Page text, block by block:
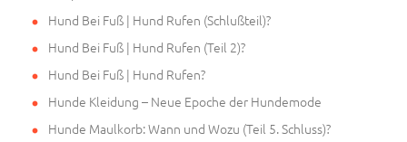
Hund Bei Fuß | Hund Rufen (Schlußteil)?
Hund Bei Fuß | Hund Rufen (Teil 2)?
Hund Bei Fuß | Hund Rufen?
Hunde Kleidung – Neue Epoche der Hundemode
Hunde Maulkorb: Wann und Wozu (Teil 5. Schluss)?